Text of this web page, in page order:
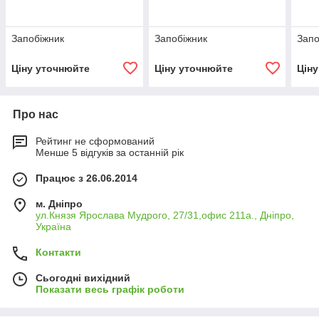
Запобіжник
Ціну уточнюйте
Запобіжник
Ціну уточнюйте
Про нас
Рейтинг не сформований
Менше 5 відгуків за останній рік
Працює з 26.06.2014
м. Дніпро
ул.Князя Ярослава Мудрого, 27/31,офис 211а., Дніпро,
Україна
Контакти
Сьогодні вихідний
Показати весь графік роботи